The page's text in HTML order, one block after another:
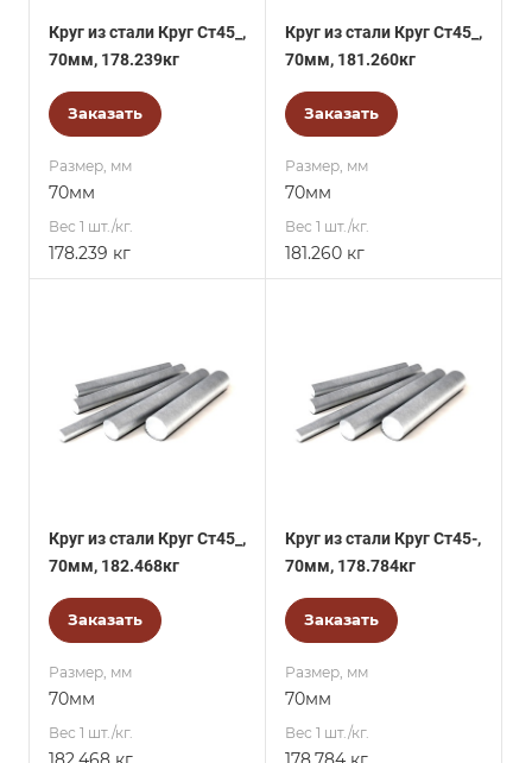
Круг из стали Круг Ст45_,
70мм, 178.239кг
Заказать
Размер, мм
70мм
Вес 1 шт./кг.
178.239 кг
Круг из стали Круг Ст45_,
70мм, 181.260кг
Заказать
Размер, мм
70мм
Вес 1 шт./кг.
181.260 кг
Круг из стали Круг Ст45_,
70мм, 182.468кг
Заказать
Размер, мм
70мм
Вес 1 шт./кг.
Круг из стали Круг Ст45-,
70мм, 178.784кг
Заказать
Размер, мм
70мм
Вес 1 шт./кг.